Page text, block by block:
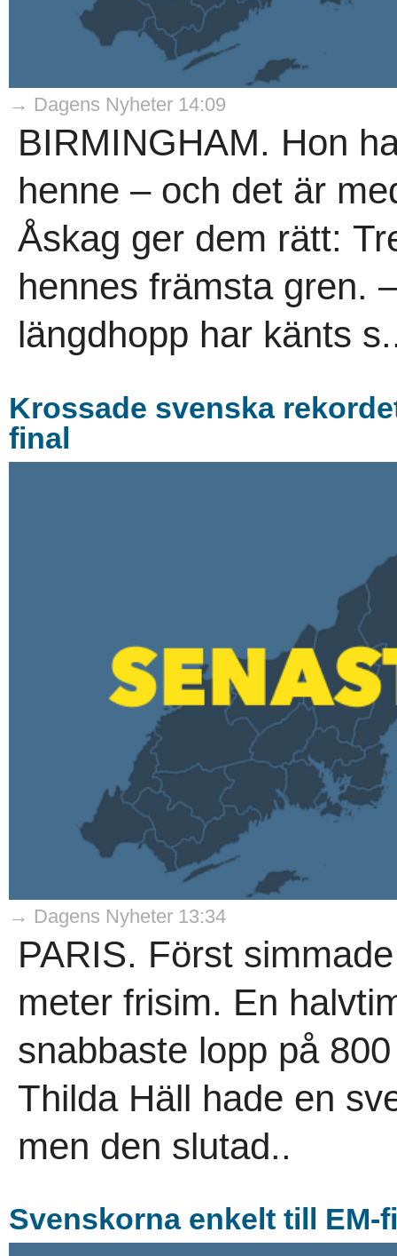
→ Dagens Nyheter 14:09
BIRMINGHAM. Hon
henne – och det är
Åskag ger dem rätt:
hennes främsta gren.
längdhopp har känts
Krossade svenska
final
→ Dagens Nyheter 13:34
PARIS. Först
meter frisim. En
snabbaste lopp på
Thilda Häll hade en
men den slutad..
Svenskorna enkelt till EM-